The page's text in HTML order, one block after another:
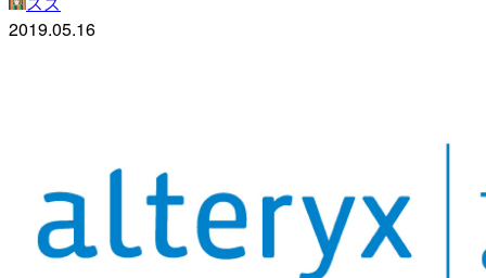
2019.05.16